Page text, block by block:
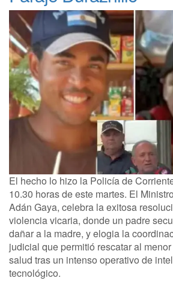
El hecho lo hizo la Policía de
10.30 horas de este martes. El
Adán Gaya, celebra la exitosa
violencia vicaria, donde un padre
dañar a la madre, y elogia la
judicial que permitió rescatar al
salud tras un intenso operativo de
tecnológico.